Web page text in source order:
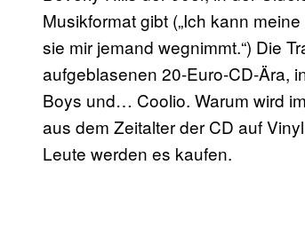
Musikformat gibt („Ich kann
sie mir jemand wegnimmt.“) Die
aufgeblasenen 20-Euro-CD-Ära,
Boys und… Coolio. Warum wird
aus dem Zeitalter der CD auf
Leute werden es kaufen.